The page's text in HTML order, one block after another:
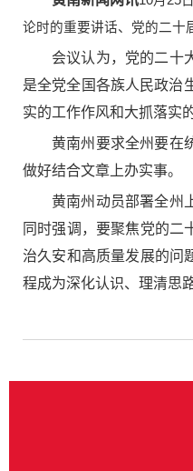
论时的重要讲话、党的二十
会议认为，党的二十
是全党全国各族人民政治
实的工作作风和大抓落实
黄南州要求全州要在
做好结合文章上办实事。
黄南州动员部署全州
同时强调，要聚焦党的二
治久安和高质量发展的问
程成为深化认识、理清思